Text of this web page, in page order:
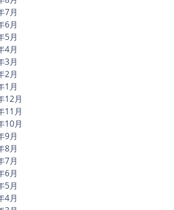
7月
6月
5月
4月
3月
2月
1月
12月
11月
10月
9月
8月
7月
6月
5月
4月